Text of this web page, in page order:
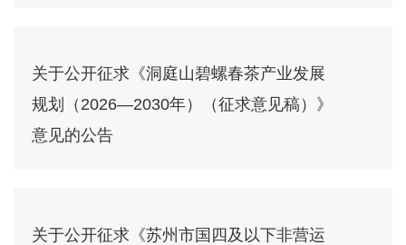
关于公开征求《洞庭山碧螺春茶产业发展
规划（2026—2030年）（征求意见稿）》
意见的公告
关于公开征求《苏州市国四及以下非营运